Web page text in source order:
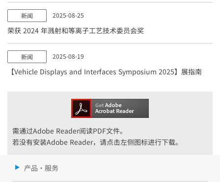
新闻 2025-08-25
荣获 2024 年溅射和等离子工艺技术委员会奖
新闻 2025-08-19
【Vehicle Displays and Interfaces Symposium 2025】展指南
需通过Adobe Reader阅读PDF文件。
若没有安装Adobe Reader，请点击左侧图标进行下载。
产品・服务